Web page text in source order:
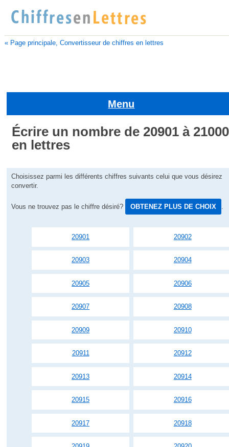
« Page principale, Convertisseur de chiffres en lettres
Menu
Écrire un nombre de 20901 à 21000
en lettres
Choisissez parmi les différents chiffres suivants celui que vous désirez
convertir.
Vous ne trouvez pas le chiffre désiré? OBTENEZ PLUS DE CHOIX
20901 20902
20903 20904
20905 20906
20907 20908
20909 20910
20911 20912
20913 20914
20915 20916
20917 20918